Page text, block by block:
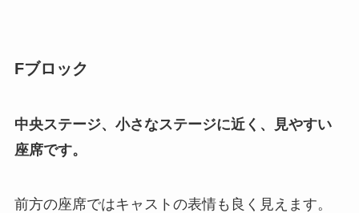
Fブロック
中央ステージ、小さなステージに近く、見やすい
座席です。
前方の座席ではキャストの表情も良く見えます。